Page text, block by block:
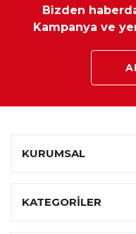
Bizden
Kampanya ve
KURUMSAL
KATEGORİLER